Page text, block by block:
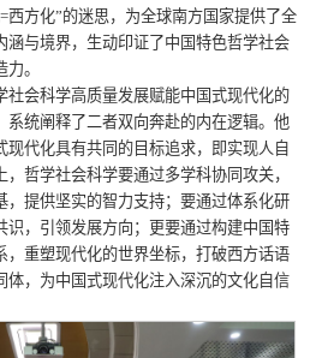
西方化”的迷思，为全球南方国家提供了全
涵与境界，生动印证了中国特色哲学社会
。
社会科学高质量发展赋能中国式现代化的
系统阐释了二者双向奔赴的内在逻辑。他
代化具有共同的目标追求，即实现人自
哲学社会科学要通过多学科协同攻关，
，提供坚实的智力支持；要通过体系化研
识，引领发展方向；更要通过构建中国特
，重塑现代化的世界坐标，打破西方话语
体，为中国式现代化注入深沉的文化自信